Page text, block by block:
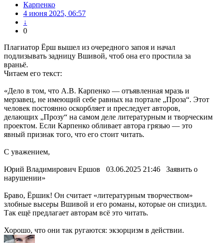
Карпенко
4 июня 2025, 06:57
↓
0
Плагиатор Ёрш вышел из очередного запоя и начал
подлизывать задницу Вшивой, чтоб она его простила за
враньё.
Читаем его текст:
«Дело в том, что А.В. Карпенко — отъявленная мразь и
мерзавец, не имеющий себе равных на портале „Проза“. Этот
человек постоянно оскорбляет и преследует авторов,
делающих „Прозу“ на самом деле литературным и творческим
проектом. Если Карпенко обливает автора грязью — это
явный признак того, что его стоит читать.
С уважением,
Юрий Владимирович Ершов 03.06.2025 21:46 Заявить о
нарушении»
Браво, Ёршик! Он считает «литературным творчеством»
злобные высеры Вшивой и его романы, которые он спиздил.
Так ещё предлагает авторам всё это читать.
Хорошо, что они так ругаются: экзорцизм в действии.